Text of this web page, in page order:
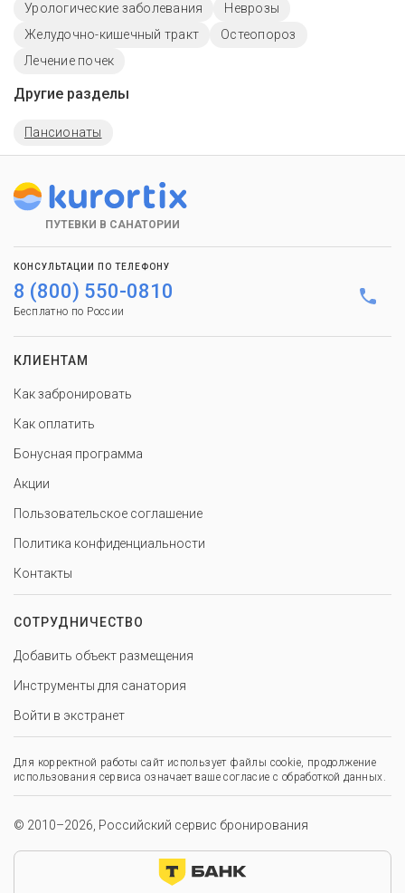
Урологические заболевания
Неврозы
Желудочно-кишечный тракт
Остеопороз
Лечение почек
Другие разделы
Пансионаты
ПУТЕВКИ В САНАТОРИИ
КОНСУЛЬТАЦИИ ПО ТЕЛЕФОНУ
8 (800) 550-0810
Бесплатно по России
КЛИЕНТАМ
Как забронировать
Как оплатить
Бонусная программа
Акции
Пользовательское соглашение
Политика конфиденциальности
Контакты
СОТРУДНИЧЕСТВО
Добавить объект размещения
Инструменты для санатория
Войти в экстранет
Для корректной работы сайт использует файлы cookie, продолжение
использования сервиса означает ваше согласие с обработкой данных.
© 2010–2026, Российский сервис бронирования